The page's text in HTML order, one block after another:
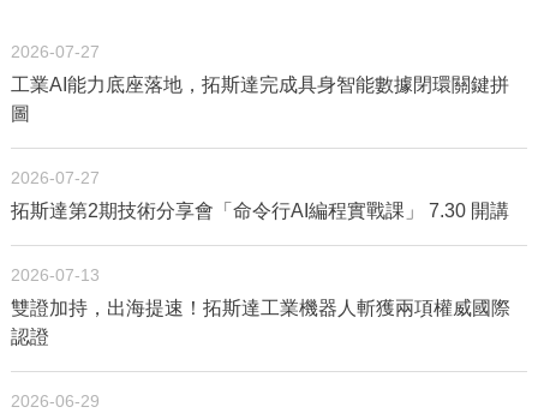
2026-07-27
工業AI能力底座落地，拓斯達完成具身智能數據閉環關鍵拼
圖
2026-07-27
拓斯達第2期技術分享會「命令行AI編程實戰課」 7.30 開講
2026-07-13
雙證加持，出海提速！拓斯達工業機器人斬獲兩項權威國際
認證
2026-06-29